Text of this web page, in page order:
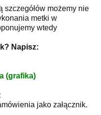
szczegółów możemy nie
metki w
wtedy
Napisz:
(grafika)
jako załącznik.